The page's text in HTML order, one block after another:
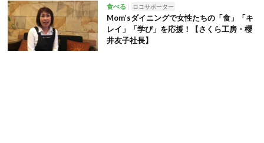
食べる ロコサポーター
Mom’sダイニングで女性たちの「食」「キ
レイ」「学び」を応援！【さくら工房・櫻
井友子社長】